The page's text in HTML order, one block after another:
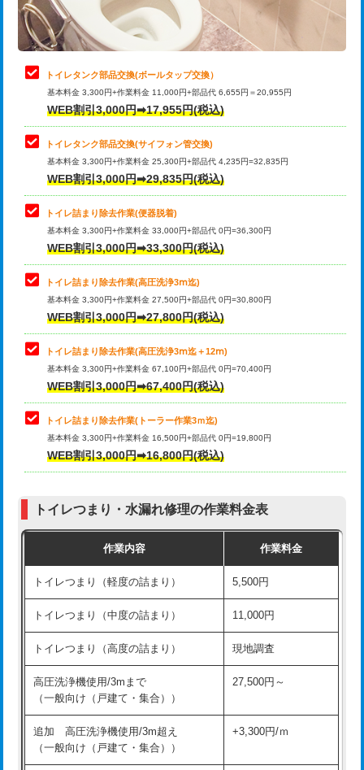
トイレタンク部品交換(ボールタップ交換）
基本料金 3,300円+作業料金 11,000円+部品代 6,655円＝20,955円
WEB割引3,000円➡17,955円(税込)
トイレタンク部品交換(サイフォン管交換)
基本料金 3,300円+作業料金 25,300円+部品代 4,235円=32,835円
WEB割引3,000円➡29,835円(税込)
トイレ詰まり除去作業(便器脱着)
基本料金 3,300円+作業料金 33,000円+部品代 0円=36,300円
WEB割引3,000円➡33,300円(税込)
トイレ詰まり除去作業(高圧洗浄3ⅿ迄)
基本料金 3,300円+作業料金 27,500円+部品代 0円=30,800円
WEB割引3,000円➡27,800円(税込)
トイレ詰まり除去作業(高圧洗浄3ⅿ迄＋12ⅿ)
基本料金 3,300円+作業料金 67,100円+部品代 0円=70,400円
WEB割引3,000円➡67,400円(税込)
トイレ詰まり除去作業(トーラー作業3ｍ迄)
基本料金 3,300円+作業料金 16,500円+部品代 0円=19,800円
WEB割引3,000円➡16,800円(税込)
トイレつまり・水漏れ修理の作業料金表
作業内容 作業料金
トイレつまり（軽度の詰まり） 5,500円
トイレつまり（中度の詰まり） 11,000円
トイレつまり（高度の詰まり） 現地調査
高圧洗浄機使用/3mまで
（一般向け（戸建て・集合））
27,500円～
追加 高圧洗浄機使用/3m超え
（一般向け（戸建て・集合））
+3,300円/ｍ